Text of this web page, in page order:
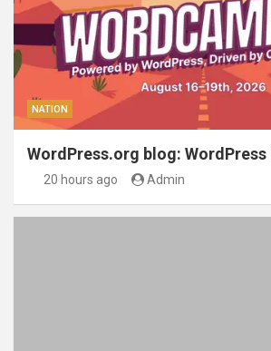
NATION
WordPress.org blog: WordPress
20 hours ago Admin